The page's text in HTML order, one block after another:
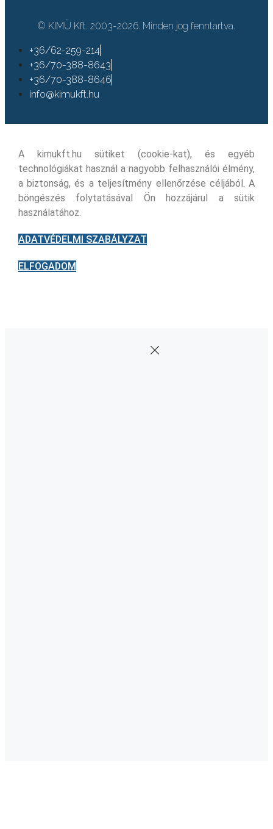
© KIMÜ Kft. 2003-2026. Minden jog fenntartva.
+36/62-259-214
+36/70-388-8643
+36/70-388-8646
info@kimukft.hu
A kimukft.hu sütiket (cookie-kat), és egyéb
technológiákat használ a nagyobb felhasználói élmény,
a biztonság, és a teljesítmény ellenőrzése céljából. A
böngészés folytatásával Ön hozzájárul a sütik
használatához.
ADATVÉDELMI SZABÁLYZAT
ELFOGADOM